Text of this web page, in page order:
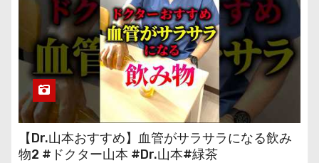
【Dr.山本おすすめ】血管がサラサラになる飲み
物2 #ドクター山本 #Dr.山本#緑茶